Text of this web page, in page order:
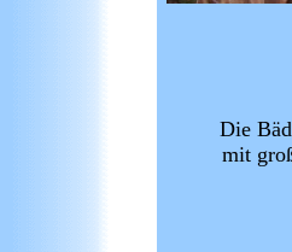
Die
mit